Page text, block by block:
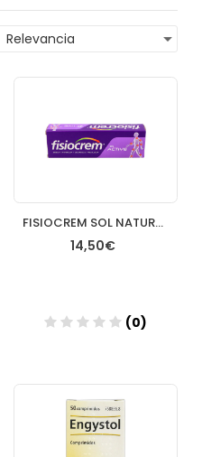
FISIOCREM SOL NATURAL 60 ML
14,50€
(0)